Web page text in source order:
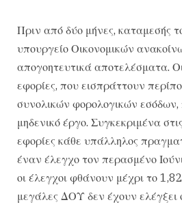
Πριν από δύο μήνες, καταμεσής
υπουργείο Οικονομικών
απογοητευτικά αποτελέσματα.
εφορίες, που εισπράττουν
συνολικών φορολογικών
μηδενικό έργο. Συγκεκριμένα
εφορίες κάθε υπάλληλος
έναν έλεγχο τον περασμένο
οι έλεγχοι φθάνουν μέχρι το
μεγάλες ΔΟΥ δεν έχουν ελέγξει